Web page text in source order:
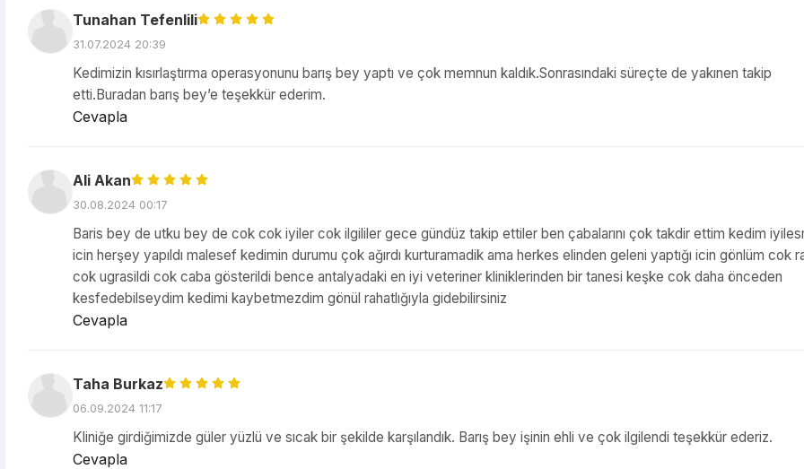
Tunahan Tefenlili
31.07.2024 20:39
Kedimizin kısırlaştırma operasyonunu barış bey yaptı ve çok memnun kaldık.Sonrasındaki süreçte de yakınen takip
etti.Buradan barış bey’e teşekkür ederim.
Cevapla
Ali Akan
30.08.2024 00:17
Baris bey de utku bey de cok cok iyiler cok ilgililer gece gündüz takip ettiler ben çabalarını çok takdir ettim kedim
icin herşey yapıldı malesef kedimin durumu çok ağırdı kurturamadik ama herkes elinden geleni yaptığı icin gönlüm cok
cok ugrasildi cok caba gösterildi bence antalyadaki en iyi veteriner kliniklerinden bir tanesi keşke cok daha önceden
kesfedebilseydim kedimi kaybetmezdim gönül rahatlığıyla gidebilirsiniz
Cevapla
Taha Burkaz
06.09.2024 11:17
Kliniğe girdiğimizde güler yüzlü ve sıcak bir şekilde karşılandık. Barış bey işinin ehli ve çok ilgilendi teşekkür ederiz.
Cevapla